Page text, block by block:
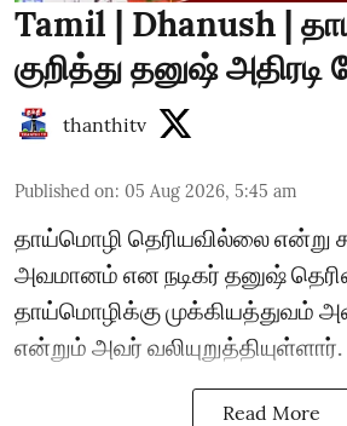
Tamil | Dhanush |
குறித்து தனுஷ் அதிரடி
thanthitv
Published on: 05 Aug 2026, 5:45 am
தாய்மொழி தெரியவில்லை என்று
அவமானம் என நடிகர் தனுஷ்
தாய்மொழிக்கு முக்கியத்துவம்
என்றும் அவர் வலியுறுத்தியுள்ளார்.
Read More